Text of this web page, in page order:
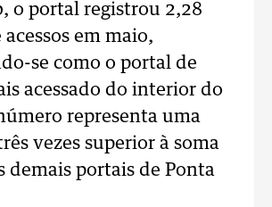
o portal registrou 2,28
em maio,
se como o portal de
acessado do interior do
representa uma
vezes superior à soma
demais portais de Ponta